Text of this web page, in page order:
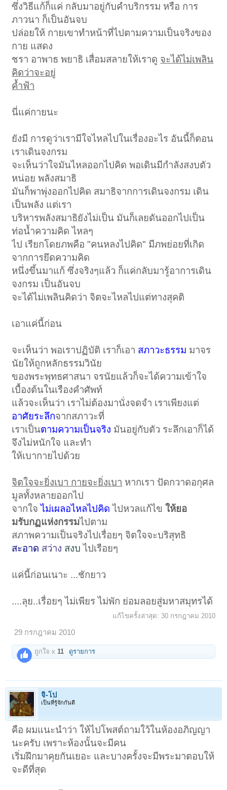
ซึ่งวิธีแก้ก็แค่ กลับมาอยู่กับคำบริกรรม หรือ การ
ภาวนา ก็เป็นอันจบ
ปล่อยให้ กายเขาทำหน้าที่ไปตามความเป็นจริงของ
กาย แสดง
ชรา อาพาธ พยาธิ เสื่อมสลายให้เราดู จะได้ไม่เพลิน
คิดว่าจะอยู่
ค้ำฟ้า
นี่แค่กายนะ
ยังมี การดูว่าเรามีใจไหลไปในเรื่องอะไร อันนี้ก็ตอน
เราเดินจงกรม
จะเห็นว่าใจมันไหลออกไปคิด พอเดินมีกำลังสงบตัว
หน่อย พลังสมาธิ
มันก็พาพุ่งออกไปคิด สมาธิจากการเดินจงกรม เดิน
เป็นพลัง แต่เรา
บริหารพลังสมาธิยังไม่เป็น มันก็เลยดันออกไปเป็น
ท่อน้ำความคิด ไหลๆ
ไป เรียกโดยภพคือ "คนหลงไปคิด" มีภพย่อยที่เกิด
จากการยึดความคิด
หนึ่งขึ้นมาแก้ ซึ่งจริงๆแล้ว ก็แค่กลับมารู้อาการเดิน
จงกรม เป็นอันจบ
จะได้ไม่เพลินคิดว่า จิตจะไหลไปแต่ทางสุคติ
เอาแค่นี้ก่อน
จะเห็นว่า พอเราปฏิบัติ เราก็เอา สภาวะธรรม มาจร
นัยให้ถูกหลักธรรมวินัย
ของพระพุทธศาสนา จรนัยแล้วก็จะได้ความเข้าใจ
เบื้องต้นในเรืองคำศัพท์
แล้วจะเห็นว่า เราไม่ต้องมานั่งจดจำ เราเพียงแต่
อาศัยระลึกจากสภาวะที่
เราเป็นตามความเป็นจริง มันอยู่กับตัว ระลึกเอาก็ได้
จึงไม่หนักใจ และทำ
ให้เบากายไปด้วย
จิตใจจะยิ่งเบา กายจะยิ่งเบา หากเรา ปัดกวาดอกุศล
มูลทั้งหลายออกไป
จากใจไม่เผลอไหลไปคิด ไปหวลแก้ไขให้ยอ
มรับกฏแห่งกรรมไปตาม
สภาพความเป็นจริงไปเรื่อยๆ จิตใจจะบริสุทธิ
สะอาด สว่าง สงบ ไปเรือยๆ
แค่นี้ก่อนเนาะ ...ชักยาว
....ลุย..เรื่อยๆ ไม่เพียร ไม่พัก ย่อมลอยสู่มหาสมุทรได้
แก้ไขครั้งล่าสุด: 30 กรกฎาคม 2010
29 กรกฎาคม 2010
ถูกใจ x 11 ดูรายการ
จิ-โป
เป็นที่รู้จักกันดี
คือ ผมแนะนำว่า ให้ไปโพสต์ถามใว้ในห้องอภิญญา
นะครับ เพราะห้องนั้นจะมีคน
เริ่มฝึกมาคุยกันเยอะ และบางครั้งจะมีพระมาตอบให้
จะดีที่สุด